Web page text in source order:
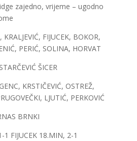
zajedno, vrijeme – ugodno
FIJUCEK, BOKOR,
PERIĆ, SOLINA, HORVAT
ŠICER
KRSTIČEVIĆ, OSTREŽ,
LJUTIĆ, PERKOVIĆ
BRNKI
1 FIJUCEK 18.MIN, 2-1